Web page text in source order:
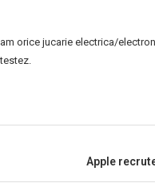
orice jucarie electrica/
Apple